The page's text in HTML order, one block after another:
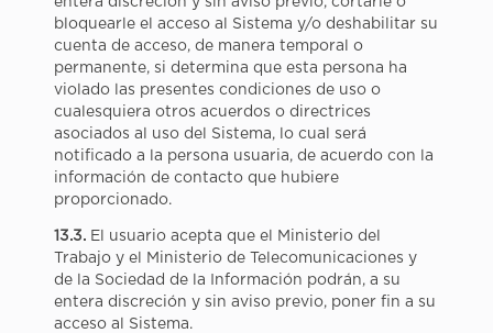
bloquearle el acceso al Sistema y/o deshabilitar su
cuenta de acceso, de manera temporal o
permanente, si determina que esta persona ha
violado las presentes condiciones de uso o
cualesquiera otros acuerdos o directrices
asociados al uso del Sistema, lo cual será
notificado a la persona usuaria, de acuerdo con la
información de contacto que hubiere
proporcionado.
13.3.El usuario acepta que el Ministerio del
Trabajo y el Ministerio de Telecomunicaciones y
de la Sociedad de la Información podrán, a su
entera discreción y sin aviso previo, poner fin a su
acceso al Sistema.